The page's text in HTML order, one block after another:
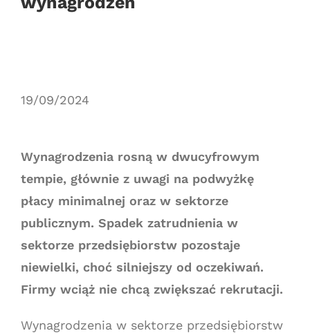
19/09/2024
Wynagrodzenia rosną w dwucyfrowym
tempie, głównie z uwagi na podwyżkę
płacy minimalnej oraz w sektorze
publicznym. Spadek zatrudnienia w
sektorze przedsiębiorstw pozostaje
niewielki, choć silniejszy od oczekiwań.
Firmy wciąż nie chcą zwiększać rekrutacji.
Wynagrodzenia w sektorze przedsiębiorstw